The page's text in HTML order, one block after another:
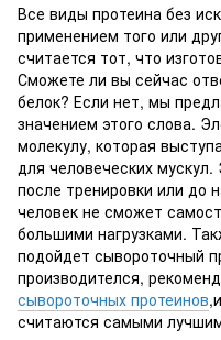
Все виды протеина без
применением того или
считается тот, что
Сможете ли вы сейчас
белок? Если нет, мы
значением этого слова.
молекулу, которая
для человеческих
после тренировки или до
человек не сможет
большими нагрузками.
подойдет сывороточный
производителся,
сывороточных протеинов
считаются самыми